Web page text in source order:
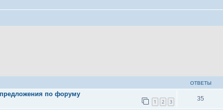
ОТВЕТЫ
по форуму
1 2 3
35